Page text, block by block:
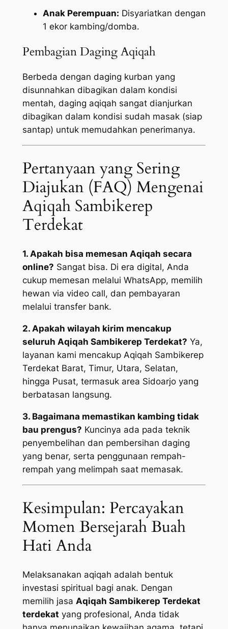
Anak Perempuan: Disyariatkan dengan
1 ekor kambing/domba.
Pembagian Daging Aqiqah
Berbeda dengan daging kurban yang
disunnahkan dibagikan dalam kondisi
mentah, daging aqiqah sangat dianjurkan
dibagikan dalam kondisi sudah masak (siap
santap) untuk memudahkan penerimanya.
Pertanyaan yang Sering
Diajukan (FAQ) Mengenai
Aqiqah Sambikerep
Terdekat
1. Apakah bisa memesan Aqiqah secara
online? Sangat bisa. Di era digital, Anda
cukup memesan melalui WhatsApp, memilih
hewan via video call, dan pembayaran
melalui transfer bank.
2. Apakah wilayah kirim mencakup
seluruh Aqiqah Sambikerep Terdekat? Ya,
layanan kami mencakup Aqiqah Sambikerep
Terdekat Barat, Timur, Utara, Selatan,
hingga Pusat, termasuk area Sidoarjo yang
berbatasan langsung.
3. Bagaimana memastikan kambing tidak
bau prengus? Kuncinya ada pada teknik
penyembelihan dan pembersihan daging
yang benar, serta penggunaan rempah-
rempah yang melimpah saat memasak.
Kesimpulan: Percayakan
Momen Bersejarah Buah
Hati Anda
Melaksanakan aqiqah adalah bentuk
investasi spiritual bagi anak. Dengan
memilih jasa Aqiqah Sambikerep Terdekat
terdekat yang profesional, Anda tidak